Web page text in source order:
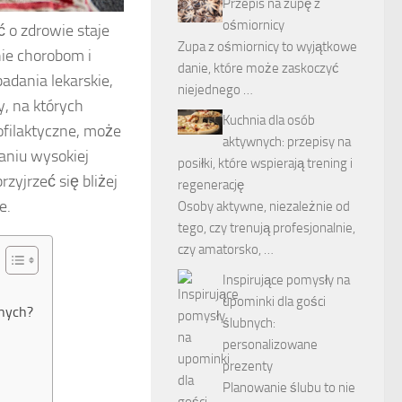
o zdrowie staje
chorobom i
lekarskie,
na których
może
wysokiej
się bliżej
Przepis na zupę z
ośmiornicy
Zupa z ośmiornicy to wyjątkowe
danie, które może zaskoczyć
niejednego …
Kuchnia dla osób
aktywnych: przepisy na
posiłki, które wspierają trening i
regenerację
Osoby aktywne, niezależnie od
tego, czy trenują profesjonalnie,
czy amatorsko, …
Inspirujące pomysły na
upominki dla gości
ślubnych:
personalizowane
prezenty
Planowanie ślubu to nie